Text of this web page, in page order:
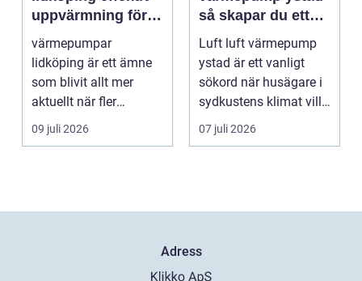
uppvärmning för
hus och
fastigheter
värmepumpar
lidköping är ett ämne
som blivit allt mer
aktuellt när fler
fastighetsägare vill
kombine...
09 juli 2026
så skapar du ett
behagligt
inomhusklimat
Året om
Luft luft värmepump
ystad är ett vanligt
sökord när husägare i
sydkustens klimat vill
hitta ett smar...
07 juli 2026
Adress